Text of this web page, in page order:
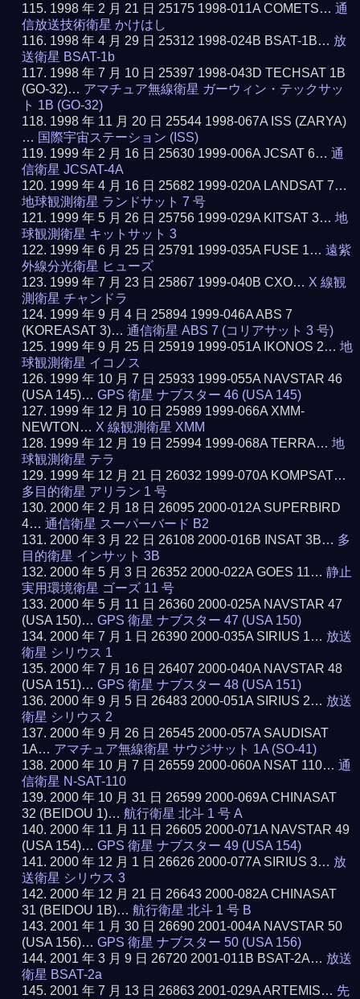
1998 年 2 月 21 日 25175 1998-011A COMETS…通
信放送技術衛星 かけはし
1998 年 4 月 29 日 25312 1998-024B BSAT-1B… 放
送衛星 BSAT-1b
1998 年 7 月 10 日 25397 1998-043D TECHSAT 1B
(GO-32)… アマチュア無線衛星 ガーウィン・テックサッ
ト 1B (GO-32)
1998 年 11 月 20 日 25544 1998-067A ISS (ZARYA)
… 国際宇宙ステーション (ISS)
1999 年 2 月 16 日 25630 1999-006A JCSAT 6…通
信衛星 JCSAT-4A
1999 年 4 月 16 日 25682 1999-020A LANDSAT 7…
地球観測衛星 ランドサット 7 号
1999 年 5 月 26 日 25756 1999-029A KITSAT 3…地
球観測衛星 キットサット 3
1999 年 6 月 25 日 25791 1999-035A FUSE 1…遠紫
外線分光衛星 ヒューズ
1999 年 7 月 23 日 25867 1999-040B CXO… X 線観
測衛星 チャンドラ
1999 年 9 月 4 日 25894 1999-046A ABS 7
(KOREASAT 3)…通信衛星 ABS 7 (コリアサット 3 号)
1999 年 9 月 25 日 25919 1999-051A IKONOS 2…地
球観測衛星 イコノス
1999 年 10 月 7 日 25933 1999-055A NAVSTAR 46
(USA 145)…GPS 衛星 ナブスター 46 (USA 145)
1999 年 12 月 10 日 25989 1999-066A XMM-
NEWTON… X 線観測衛星 XMM
1999 年 12 月 19 日 25994 1999-068A TERRA…地
球観測衛星 テラ
1999 年 12 月 21 日 26032 1999-070A KOMPSAT…
多目的衛星 アリラン 1 号
2000 年 2 月 18 日 26095 2000-012A SUPERBIRD
4…通信衛星 スーパーバード B2
2000 年 3 月 22 日 26108 2000-016B INSAT 3B… 多
目的衛星 インサット 3B
2000 年 5 月 3 日 26352 2000-022A GOES 11…静止
実用環境衛星 ゴーズ 11 号
2000 年 5 月 11 日 26360 2000-025A NAVSTAR 47
(USA 150)…GPS 衛星 ナブスター 47 (USA 150)
2000 年 7 月 1 日 26390 2000-035A SIRIUS 1… 放送
衛星 シリウス 1
2000 年 7 月 16 日 26407 2000-040A NAVSTAR 48
(USA 151)…GPS 衛星 ナブスター 48 (USA 151)
2000 年 9 月 5 日 26483 2000-051A SIRIUS 2… 放送
衛星 シリウス 2
2000 年 9 月 26 日 26545 2000-057A SAUDISAT
1A… アマチュア無線衛星 サウジサット 1A (SO-41)
2000 年 10 月 7 日 26559 2000-060A NSAT 110…通
信衛星 N-SAT-110
2000 年 10 月 31 日 26599 2000-069A CHINASAT
32 (BEIDOU 1)…航行衛星 北斗 1 号 A
2000 年 11 月 11 日 26605 2000-071A NAVSTAR 49
(USA 154)…GPS 衛星 ナブスター 49 (USA 154)
2000 年 12 月 1 日 26626 2000-077A SIRIUS 3… 放
送衛星 シリウス 3
2000 年 12 月 21 日 26643 2000-082A CHINASAT
31 (BEIDOU 1B)…航行衛星 北斗 1 号 B
2001 年 1 月 30 日 26690 2001-004A NAVSTAR 50
(USA 156)…GPS 衛星 ナブスター 50 (USA 156)
2001 年 3 月 9 日 26720 2001-011B BSAT-2A… 放送
衛星 BSAT-2a
2001 年 7 月 13 日 26863 2001-029A ARTEMIS… 先